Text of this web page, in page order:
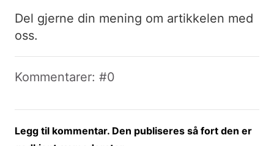
Del gjerne din mening om artikkelen med
oss.
Kommentarer: #0
Legg til kommentar. Den publiseres så fort den er